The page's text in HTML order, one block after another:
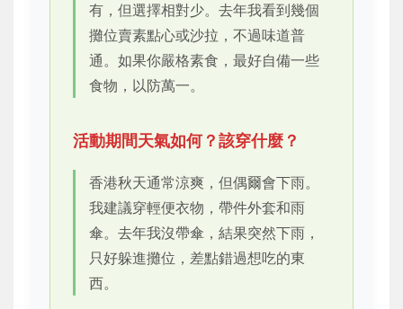
有，但選擇相對少。去年我看到幾個
攤位賣素點心或沙拉，不過味道普
通。如果你嚴格素食，最好自備一些
食物，以防萬一。
活動期間天氣如何？該穿什麼？
香港秋天通常涼爽，但偶爾會下雨。
我建議穿輕便衣物，帶件外套和雨
傘。去年我沒帶傘，結果突然下雨，
只好躲進攤位，差點錯過想吃的東
西。